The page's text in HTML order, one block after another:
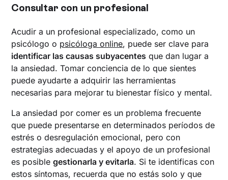
Consultar con un profesional
Acudir a un profesional especializado, como un
psicólogo o psicóloga online, puede ser clave para
identificar las causas subyacentes que dan lugar a
la ansiedad. Tomar conciencia de lo que sientes
puede ayudarte a adquirir las herramientas
necesarias para mejorar tu bienestar físico y mental.
La ansiedad por comer es un problema frecuente
que puede presentarse en determinados períodos de
estrés o desregulación emocional, pero con
estrategias adecuadas y el apoyo de un profesional
es posiblegestionarla y evitarla. Si te identificas con
estos síntomas, recuerda que no estás solo y que